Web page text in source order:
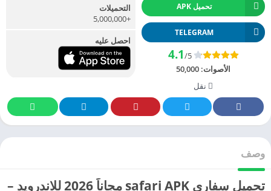
تحميل APK
TELEGRAM
4.1/5
الأصوات: 50,000
نقل
التحميلات
+5,000,000
احصل عليه
وصف
تحميل سفاري safari APK مجاناً 2026 للاندرويد –